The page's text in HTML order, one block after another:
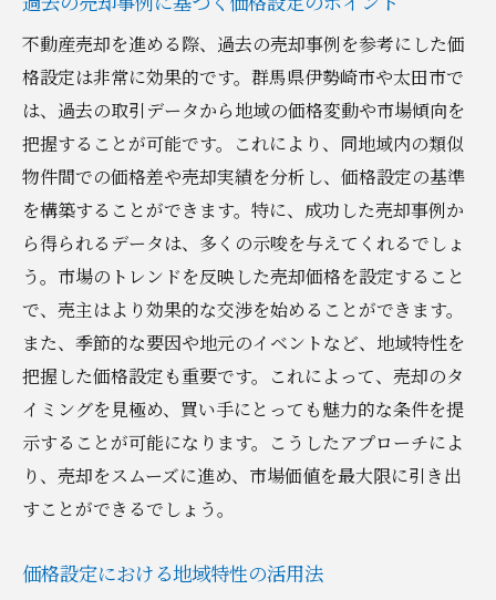
不動産売却を進める際、過去の売却事例を参考にした価
格設定は非常に効果的です。群馬県伊勢崎市や太田市で
は、過去の取引データから地域の価格変動や市場傾向を
把握することが可能です。これにより、同地域内の類似
物件間での価格差や売却実績を分析し、価格設定の基準
を構築することができます。特に、成功した売却事例か
ら得られるデータは、多くの示唆を与えてくれるでしょ
う。市場のトレンドを反映した売却価格を設定すること
で、売主はより効果的な交渉を始めることができます。
また、季節的な要因や地元のイベントなど、地域特性を
把握した価格設定も重要です。これによって、売却のタ
イミングを見極め、買い手にとっても魅力的な条件を提
示することが可能になります。こうしたアプローチによ
り、売却をスムーズに進め、市場価値を最大限に引き出
すことができるでしょう。
価格設定における地域特性の活用法